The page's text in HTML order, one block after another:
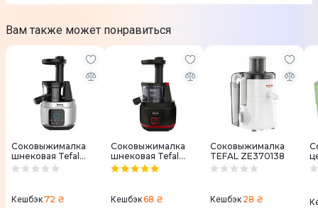
Вам также может понравиться
Соковыжималка
шнековая Tefal
JUICEO ZC420E38
Кешбэк72 ₴
Соковыжималка
шнековая Tefal
JUICEO ZC150838
Кешбэк68 ₴
Соковыжималка
TEFAL ZE370138
Кешбэк 28 ₴